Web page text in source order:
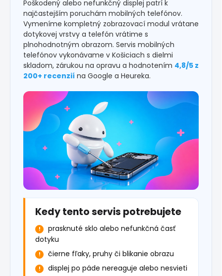
Poškodený alebo nefunkčný displej patrí k
najčastejším poruchám mobilných telefónov.
Vymeníme kompletný zobrazovací modul vrátane
dotykovej vrstvy a telefón vrátime s
plnohodnotným obrazom. Servis mobilných
telefónov vykonávame v Košiciach s dielmi
skladom, zárukou na opravu a hodnotením 4,8/5 z
200+ recenzií na Google a Heureka.
Kedy tento servis potrebujete
prasknuté sklo alebo nefunkčná časť
dotyku
čierne fľaky, pruhy či blikanie obrazu
displej po páde nereaguje alebo nesvieti